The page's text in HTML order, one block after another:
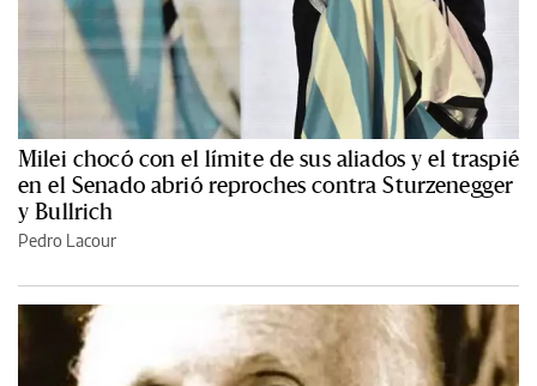
Milei chocó con el límite de sus aliados y el traspié
en el Senado abrió reproches contra Sturzenegger
y Bullrich
Pedro Lacour